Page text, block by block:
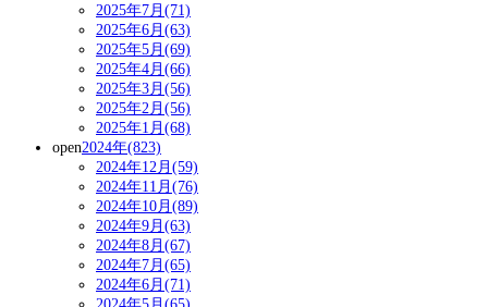
2025年7月(71)
2025年6月(63)
2025年5月(69)
2025年4月(66)
2025年3月(56)
2025年2月(56)
2025年1月(68)
open2024年(823)
2024年12月(59)
2024年11月(76)
2024年10月(89)
2024年9月(63)
2024年8月(67)
2024年7月(65)
2024年6月(71)